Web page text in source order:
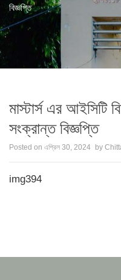
বিজ্ঞপ্তি
মাস্টার্স এর আইসিটি
সংক্রান্ত বিজ্ঞপ্তি
Posted on এপ্রিল 30, 2024 by
img394